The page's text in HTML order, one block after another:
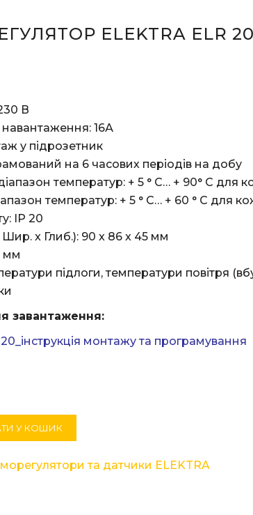
ELEKTRA ELR 20
В
16А
у підрозетник
на 6 часових періодів на добу
температур: + 5 ° C… + 90° C для
температур: + 5 ° C… + 60 ° C для
IP 20
Шир. x Глиб.): 90 x 86 x 45 мм
мм
підлоги, температури повітря
завантаження:
монтажу та програмування
У КОШИК
та датчики ELEKTRA